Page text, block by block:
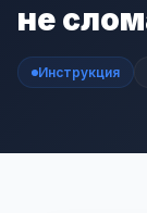
не
Инструкция